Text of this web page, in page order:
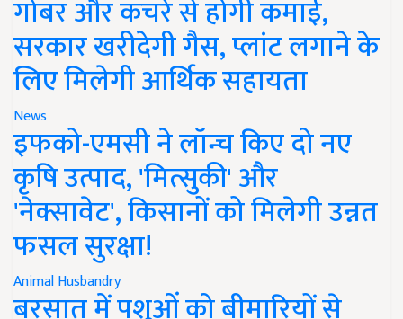
गोबर और कचरे से होगी कमाई,
सरकार खरीदेगी गैस, प्लांट लगाने के
लिए मिलेगी आर्थिक सहायता
News
इफको-एमसी ने लॉन्च किए दो नए
कृषि उत्पाद, 'मित्सुकी' और
'नेक्सावेट', किसानों को मिलेगी उन्नत
फसल सुरक्षा!
Animal Husbandry
बरसात में पशुओं को बीमारियों से